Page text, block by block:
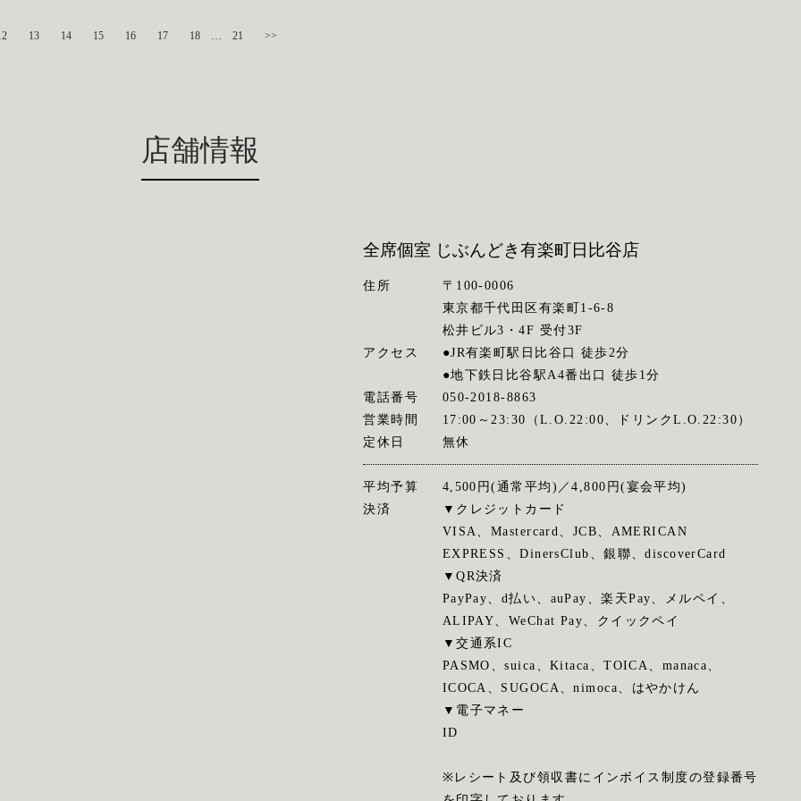
13 14 15 16 17 18 21 >>
店舗情報
全席個室 じぶんどき有楽町日比谷店
住所
〒100-0006
東京都千代田区有楽町1-6-8
松井ビル3・4F 受付3F
アクセス
●JR有楽町駅日比谷口 徒歩2分
●地下鉄日比谷駅A4番出口 徒歩1分
電話番号
050-2018-8863
営業時間
17:00～23:30（L.O.22:00、ドリンクL.O.22:30）
定休日
無休
平均予算
4,500円(通常平均)／4,800円(宴会平均)
決済
▼クレジットカード
VISA、Mastercard、JCB、AMERICAN
EXPRESS、DinersClub、銀聯、discoverCard
▼QR決済
PayPay、d払い、auPay、楽天Pay、メルペイ、
ALIPAY、WeChat Pay、クイックペイ
▼交通系IC
PASMO、suica、Kitaca、TOICA、manaca、
ICOCA、SUGOCA、nimoca、はやかけん
▼電子マネー
ID
※レシート及び領収書にインボイス制度の登録番号